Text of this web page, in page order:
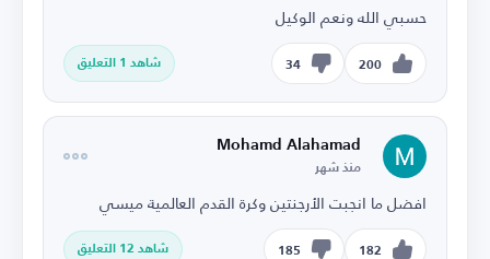
حسبي الله ونعم الوكيل
200
34 شاهد 1 التعليق
Mohamd Alahamad
منذ شهر
افضل ما انجبت الأرجنتين وكرة القدم العالمية ميسي
182
185 شاهد 12 التعليق